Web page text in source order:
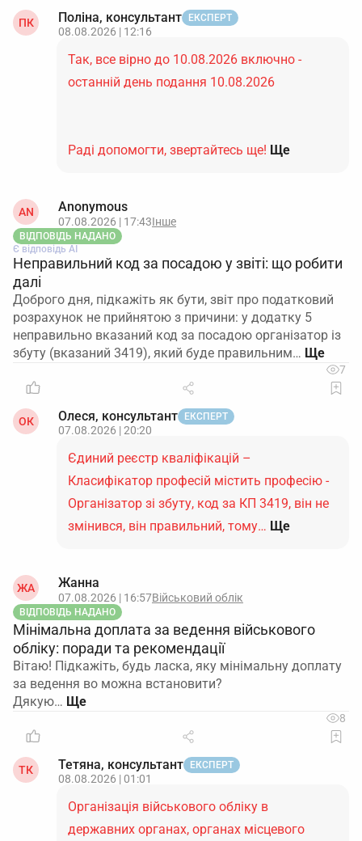
ПК Поліна, консультант ЕКСПЕРТ
08.08.2026 | 12:16
Так, все вірно до 10.08.2026 включно -
останній день подання 10.08.2026
Раді допомогти, звертайтесь ще! Ще
AN Anonymous
07.08.2026 | 17:43Інше
ВІДПОВІДЬ НАДАНО
Є відповідь АІ
Неправильний код за посадою у звіті: що робити
далі
Доброго дня, підкажіть як бути, звіт про податковий
розрахунок не прийнятою з причини: у додатку 5
неправильно вказаний код за посадою організатор із
збуту (вказаний 3419), який буде правильним…
7
ОК Олеся, консультант ЕКСПЕРТ
07.08.2026 | 20:20
Єдиний реєстр кваліфікацій –
Класифікатор професій містить професію -
Організатор зі збуту, код за КП 3419, він не
змінився, він правильний, тому… Ще
ЖА Жанна
07.08.2026 | 16:57Військовий облік
ВІДПОВІДЬ НАДАНО
Мінімальна доплата за ведення військового
обліку: поради та рекомендації
Вітаю! Підкажіть, будь ласка, яку мінімальну доплату
за ведення во можна встановити?
Дякую…
8
ТК Тетяна, консультант ЕКСПЕРТ
08.08.2026 | 01:01
Організація військового обліку в
державних органах, органах місцевого